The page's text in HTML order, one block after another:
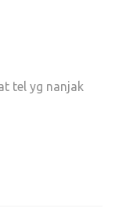
tel yg nanjak